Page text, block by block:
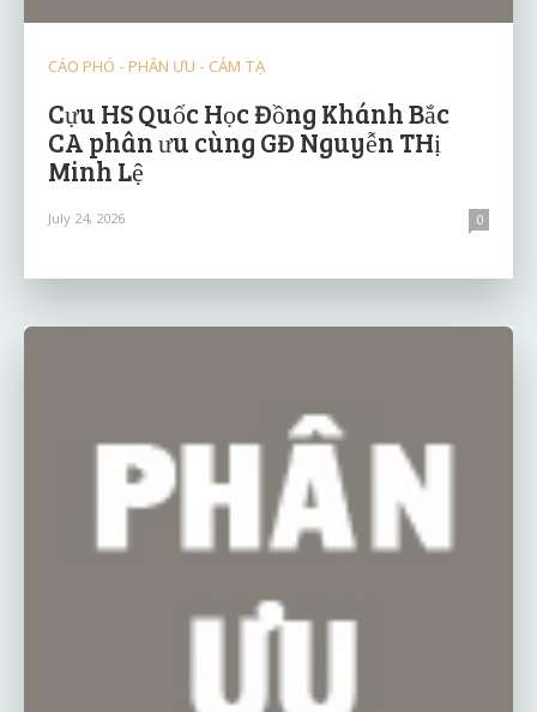
CÁO PHÓ - PHÂN ƯU - CẢM TẠ
Cựu HS Quốc Học Đồng Khánh Bắc
CA phân ưu cùng GĐ Nguyễn THị
Minh Lệ
July 24, 2026 0